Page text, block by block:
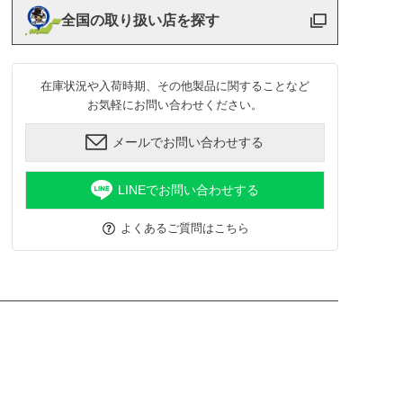
全国の取り扱い店を探す
在庫状況や入荷時期、その他製品に関することなど
お気軽にお問い合わせください。
メールでお問い合わせする
LINEでお問い合わせする
よくあるご質問はこちら